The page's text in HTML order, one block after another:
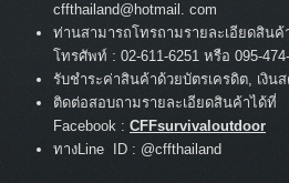
cffthailand@hotmail. com
ท่านสามารถโทรถามรายละเอียดสินค้
โทรศัพท์ : 02-611-6251 หรือ 095-
รับชำระค่าสินค้าด้วยบัตรเครดิต, เงิน
ติดต่อสอบถามรายละเอียดสินค้าได้ที่
Facebook : CFFsurvivaloutdoor
ทางLine ID : @cffthailand